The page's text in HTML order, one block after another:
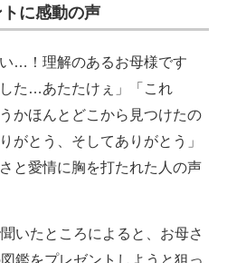
に感動の声
…！理解のあるお母様です
た…あたたけぇ」「これ
かほんとどこから見つけたの
がとう、そしてありがとう」
と愛情に胸を打たれた人の声
いたところによると、お母さ